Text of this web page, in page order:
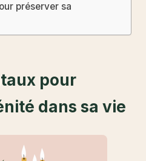
préserver sa
pour
dans sa vie